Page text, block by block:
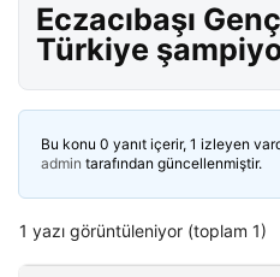
Eczacıbaşı
Türkiye
Bu konu 0 yanıt içerir, 1 izleyen
admin tarafından güncellenmiştir.
1 yazı görüntüleniyor (toplam 1)